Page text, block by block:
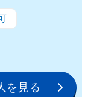
を見る